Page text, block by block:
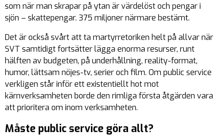
som när man skrapar på ytan är värdelöst och pengar i
sjön – skattepengar. 375 miljoner närmare bestämt.
Det är också svårt att ta martyrretoriken helt på allvar när
SVT samtidigt fortsätter lägga enorma resurser, runt
hälften av budgeten, på underhållning, reality-format,
humor, lättsam nöjes-tv, serier och film. Om public service
verkligen står inför ett existentiellt hot mot
kärnverksamheten borde den rimliga första åtgärden vara
att prioritera om inom verksamheten.
Måste public service göra allt?